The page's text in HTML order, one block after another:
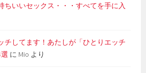
ちいいセックス・・・すべてを手に入
チしてます！あたしが「ひとりエッチ
に Mio より